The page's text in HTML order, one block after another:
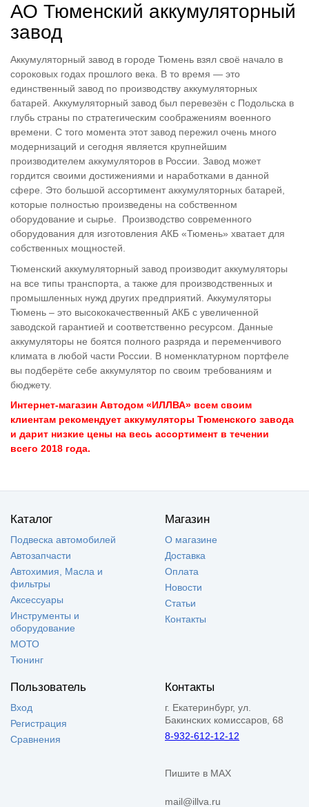
АО Тюменский аккумуляторный
завод
Аккумуляторный завод в городе Тюмень взял своё начало в
сороковых годах прошлого века. В то время — это
единственный завод по производству аккумуляторных
батарей. Аккумуляторный завод был перевезён с Подольска в
глубь страны по стратегическим соображениям военного
времени. С того момента этот завод пережил очень много
модернизаций и сегодня является крупнейшим
производителем аккумуляторов в России. Завод может
гордится своими достижениями и наработками в данной
сфере. Это большой ассортимент аккумуляторных батарей,
которые полностью произведены на собственном
оборудование и сырье. Производство современного
оборудования для изготовления АКБ «Тюмень» хватает для
собственных мощностей.
Тюменский аккумуляторный завод производит аккумуляторы
на все типы транспорта, а также для производственных и
промышленных нужд других предприятий. Аккумуляторы
Тюмень – это высококачественный АКБ с увеличенной
заводской гарантией и соответственно ресурсом. Данные
аккумуляторы не боятся полного разряда и переменчивого
климата в любой части России. В номенклатурном портфеле
вы подберёте себе аккумулятор по своим требованиям и
бюджету.
Интернет-магазин Автодом «ИЛЛВА» всем своим
клиентам рекомендует аккумуляторы Тюменского завода
и дарит низкие цены на весь ассортимент в течении
всего 2018 года.
Каталог
Подвеска автомобилей
Автозапчасти
Автохимия, Масла и
фильтры
Аксессуары
Инструменты и
оборудование
МОТО
Тюнинг
Магазин
О магазине
Доставка
Оплата
Новости
Статьи
Контакты
Пользователь
Вход
Регистрация
Сравнения
Контакты
г. Екатеринбург, ул.
Бакинских комиссаров, 68
8-932-612-12-12
Пишите в MAX
mail@illva.ru